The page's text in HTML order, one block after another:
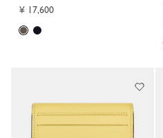
¥ 17,600